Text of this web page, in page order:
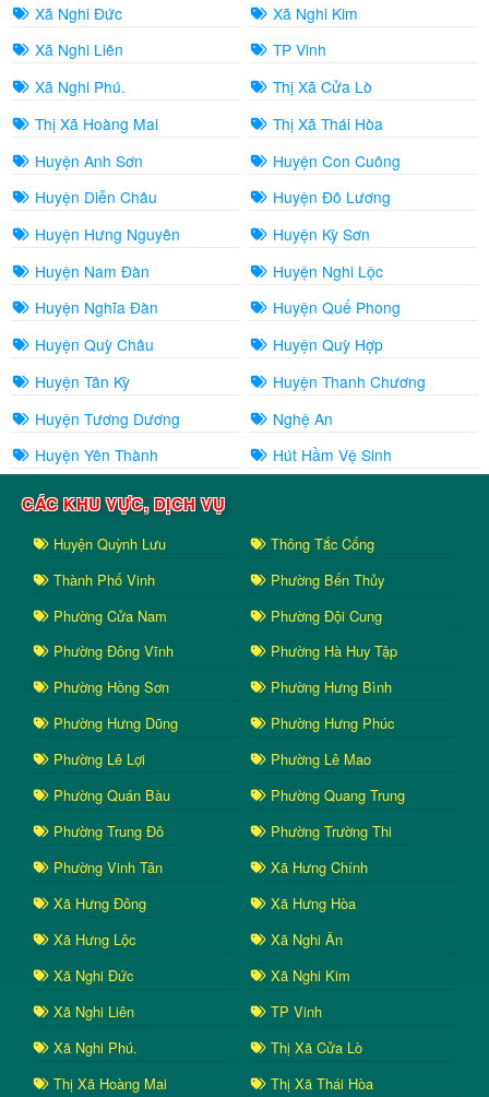
Xã Nghi Đức
Xã Nghi Kim
Xã Nghi Liên
TP Vinh
Xã Nghi Phú.
Thị Xã Cửa Lò
Thị Xã Hoàng Mai
Thị Xã Thái Hòa
Huyện Anh Sơn
Huyện Con Cuông
Huyện Diễn Châu
Huyện Đô Lương
Huyện Hưng Nguyên
Huyện Kỳ Sơn
Huyện Nam Đàn
Huyện Nghi Lộc
Huyện Nghĩa Đàn
Huyện Quế Phong
Huyện Quỳ Châu
Huyện Quỳ Hợp
Huyện Tân Kỳ
Huyện Thanh Chương
Huyện Tương Dương
Nghệ An
Huyện Yên Thành
Hút Hầm Vệ Sinh
CÁC KHU VỰC, DỊCH VỤ
Huyện Quỳnh Lưu
Thông Tắc Cống
Thành Phố Vinh
Phường Bến Thủy
Phường Cửa Nam
Phường Đội Cung
Phường Đông Vĩnh
Phường Hà Huy Tập
Phường Hồng Sơn
Phường Hưng Bình
Phường Hưng Dũng
Phường Hưng Phúc
Phường Lê Lợi
Phường Lê Mao
Phường Quán Bàu
Phường Quang Trung
Phường Trung Đô
Phường Trường Thi
Phường Vinh Tân
Xã Hưng Chính
Xã Hưng Đông
Xã Hưng Hòa
Xã Hưng Lộc
Xã Nghi Ân
Xã Nghi Đức
Xã Nghi Kim
Xã Nghi Liên
TP Vinh
Xã Nghi Phú.
Thị Xã Cửa Lò
Thị Xã Hoàng Mai
Thị Xã Thái Hòa